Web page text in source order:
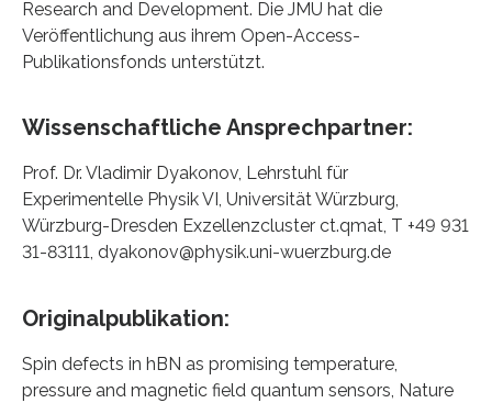
Research and Development. Die JMU hat die
Veröffentlichung aus ihrem Open-Access-
Publikationsfonds unterstützt.
Wissenschaftliche Ansprechpartner:
Prof. Dr. Vladimir Dyakonov, Lehrstuhl für
Experimentelle Physik VI, Universität Würzburg,
Würzburg-Dresden Exzellenzcluster ct.qmat, T +49 931
31-83111, dyakonov@physik.uni-wuerzburg.de
Originalpublikation:
Spin defects in hBN as promising temperature,
pressure and magnetic field quantum sensors, Nature